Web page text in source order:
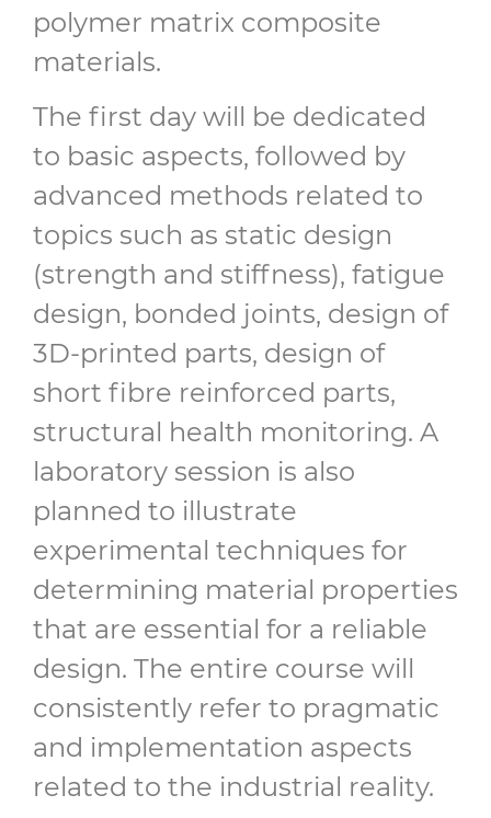
polymer matrix composite
materials.
The first day will be dedicated
to basic aspects, followed by
advanced methods related to
topics such as static design
(strength and stiffness), fatigue
design, bonded joints, design of
3D-printed parts, design of
short fibre reinforced parts,
structural health monitoring. A
laboratory session is also
planned to illustrate
experimental techniques for
determining material properties
that are essential for a reliable
design. The entire course will
consistently refer to pragmatic
and implementation aspects
related to the industrial reality.